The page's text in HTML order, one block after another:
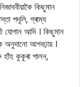
কিছুমান
পদূলি, গ্ৰাম্য
যোগান আদি । কিছুমান
অনুদানো আগবঢ়ায় ।
কুকুৰা পালন,